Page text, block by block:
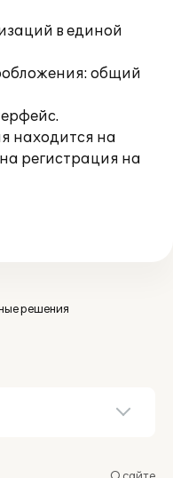
в единой
общий
находится на
регистрация на
решения